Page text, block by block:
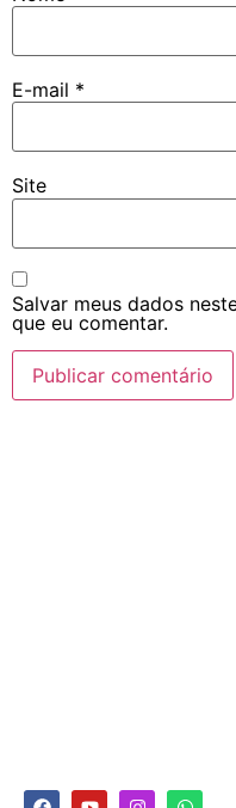
E-mail *
Site
Salvar meus dados
que eu comentar.